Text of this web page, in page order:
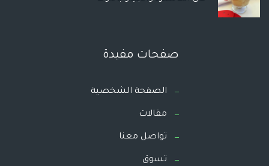
صفحات مفيدة
الصفحة الشخصية
مقالات
تواصل معنا
تسوق